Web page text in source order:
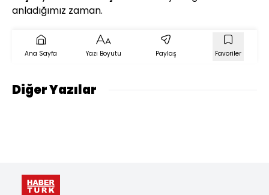
anladığımız zaman.
Ana Sayfa Yazı Boyutu Paylaş Favoriler
Diğer Yazılar